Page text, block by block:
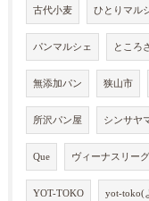
古代小麦 ひとりマル
パンマルシェ ところ
無添加パン 狭山市
所沢パン屋 シンサヤ
Que ヴィーナスリーグ
YOT-TOKO yot-toko(